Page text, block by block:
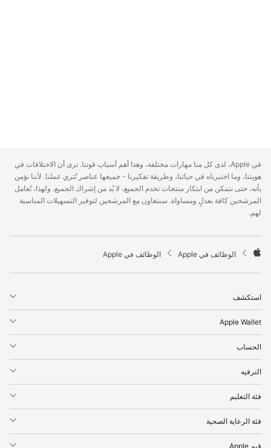
p
p
l
e
F
o
t
r
في Apple، لدى كل منا مهارات مختلفة، وهذا أهم أسباب قوتنا. نرى أن الاختلافات في
هويتنا، وما اختبرناه في حياتنا، وطريقة تفكيرنا - جميعها عناصر تُثري عملنا. لأننا نؤمن
بأنه، حتى نتمكن من ابتكار منتجات تخدم الجميع، لا بُد من إشراك الجميع. ولهذا، نُعامل
المرشحين كافة بعدلٍ ومساواة. سنتعاون مع المرشحين لتوفير التسهيلات المناسبة
لهم.

p
l
e
الوظائف في Apple الوظائف في Apple
استكشف
Apple Wallet
الحساب
الترفيه
فئة التعليم
فئة الرعاية الصحية
قيم Apple